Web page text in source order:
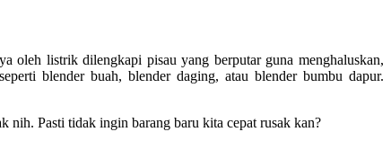
oleh listrik dilengkapi pisau yang berputar guna menghaluskan,
blender buah, blender daging, atau blender bumbu dapur.
nih. Pasti tidak ingin barang baru kita cepat rusak kan?